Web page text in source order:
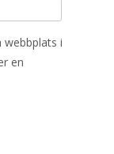
webbplats i
en